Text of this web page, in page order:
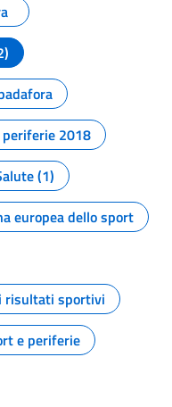
2018
(1)
europea dello sport
risultati sportivi
e periferie